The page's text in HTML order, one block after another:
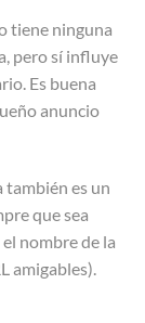
tiene ninguna
pero sí influye
Es buena
anuncio
también es un
que sea
nombre de la
amigables).